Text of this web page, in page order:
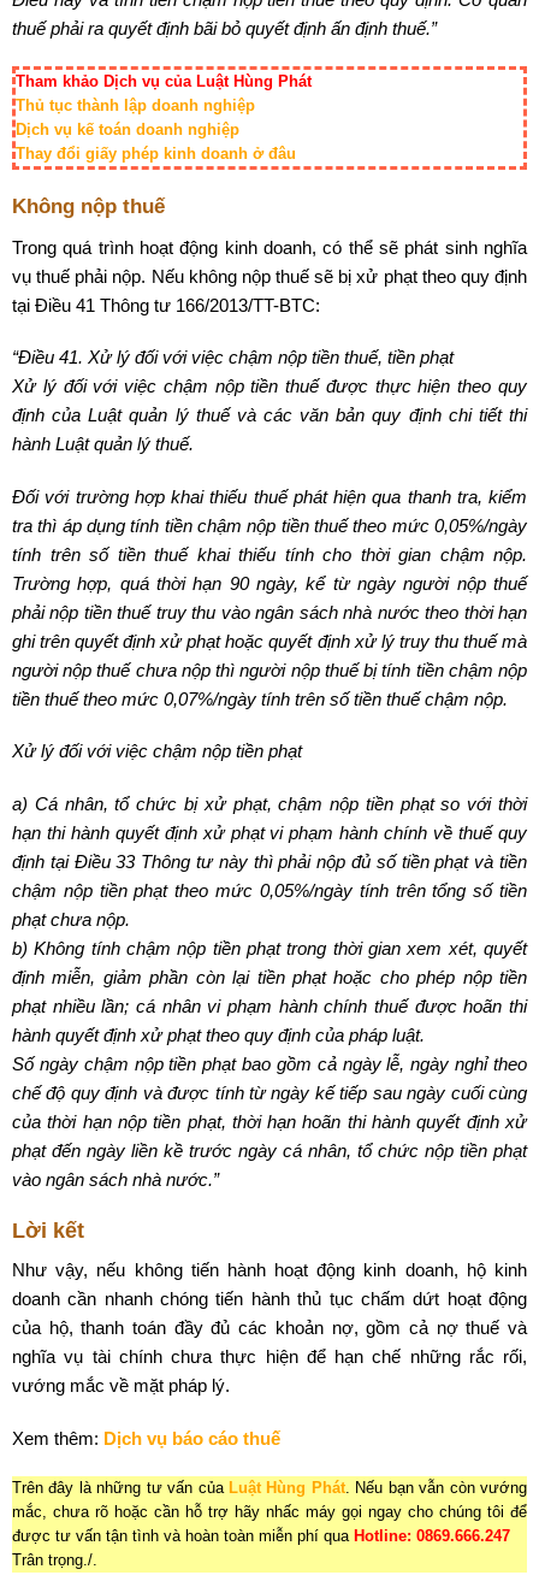
thuế phải ra quyết định bãi bỏ quyết định ấn định thuế.”
Tham khảo Dịch vụ của Luật Hùng Phát
Thủ tục thành lập doanh nghiệp
Dịch vụ kế toán doanh nghiệp
Thay đổi giấy phép kinh doanh ở đâu
Không nộp thuế
Trong quá trình hoạt động kinh doanh, có thể sẽ phát sinh nghĩa
vụ thuế phải nộp. Nếu không nộp thuế sẽ bị xử phạt theo quy định
tại Điều 41 Thông tư 166/2013/TT-BTC:
“Điều 41. Xử lý đối với việc chậm nộp tiền thuế, tiền phạt
Xử lý đối với việc chậm nộp tiền thuế được thực hiện theo quy
định của Luật quản lý thuế và các văn bản quy định chi tiết thi
hành Luật quản lý thuế.
Đối với trường hợp khai thiếu thuế phát hiện qua thanh tra, kiểm
tra thì áp dụng tính tiền chậm nộp tiền thuế theo mức 0,05%/ngày
tính trên số tiền thuế khai thiếu tính cho thời gian chậm nộp.
Trường hợp, quá thời hạn 90 ngày, kể từ ngày người nộp thuế
phải nộp tiền thuế truy thu vào ngân sách nhà nước theo thời hạn
ghi trên quyết định xử phạt hoặc quyết định xử lý truy thu thuế mà
người nộp thuế chưa nộp thì người nộp thuế bị tính tiền chậm nộp
tiền thuế theo mức 0,07%/ngày tính trên số tiền thuế chậm nộp.
Xử lý đối với việc chậm nộp tiền phạt
a) Cá nhân, tổ chức bị xử phạt, chậm nộp tiền phạt so với thời
hạn thi hành quyết định xử phạt vi phạm hành chính về thuế quy
định tại Điều 33 Thông tư này thì phải nộp đủ số tiền phạt và tiền
chậm nộp tiền phạt theo mức 0,05%/ngày tính trên tổng số tiền
phạt chưa nộp.
b) Không tính chậm nộp tiền phạt trong thời gian xem xét, quyết
định miễn, giảm phần còn lại tiền phạt hoặc cho phép nộp tiền
phạt nhiều lần; cá nhân vi phạm hành chính thuế được hoãn thi
hành quyết định xử phạt theo quy định của pháp luật.
Số ngày chậm nộp tiền phạt bao gồm cả ngày lễ, ngày nghỉ theo
chế độ quy định và được tính từ ngày kế tiếp sau ngày cuối cùng
của thời hạn nộp tiền phạt, thời hạn hoãn thi hành quyết định xử
phạt đến ngày liền kề trước ngày cá nhân, tổ chức nộp tiền phạt
vào ngân sách nhà nước.”
Lời kết
Như vậy, nếu không tiến hành hoạt động kinh doanh, hộ kinh
doanh cần nhanh chóng tiến hành thủ tục chấm dứt hoạt động
của hộ, thanh toán đầy đủ các khoản nợ, gồm cả nợ thuế và
nghĩa vụ tài chính chưa thực hiện để hạn chế những rắc rối,
vướng mắc về mặt pháp lý.
Xem thêm: Dịch vụ báo cáo thuế
Trên đây là những tư vấn của Luật Hùng Phát. Nếu bạn vẫn còn vướng
mắc, chưa rõ hoặc cần hỗ trợ hãy nhấc máy gọi ngay cho chúng tôi để
được tư vấn tận tình và hoàn toàn miễn phí qua Hotline: 0869.666.247
Trân trọng./.